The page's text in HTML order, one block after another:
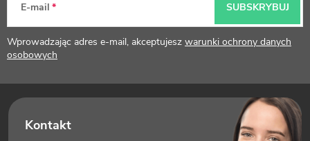
k
a
E-mail
Wprowadzając adres e-mail, akceptujesz warunki ochrony danych
osobowych
SUBSKRYBUJ